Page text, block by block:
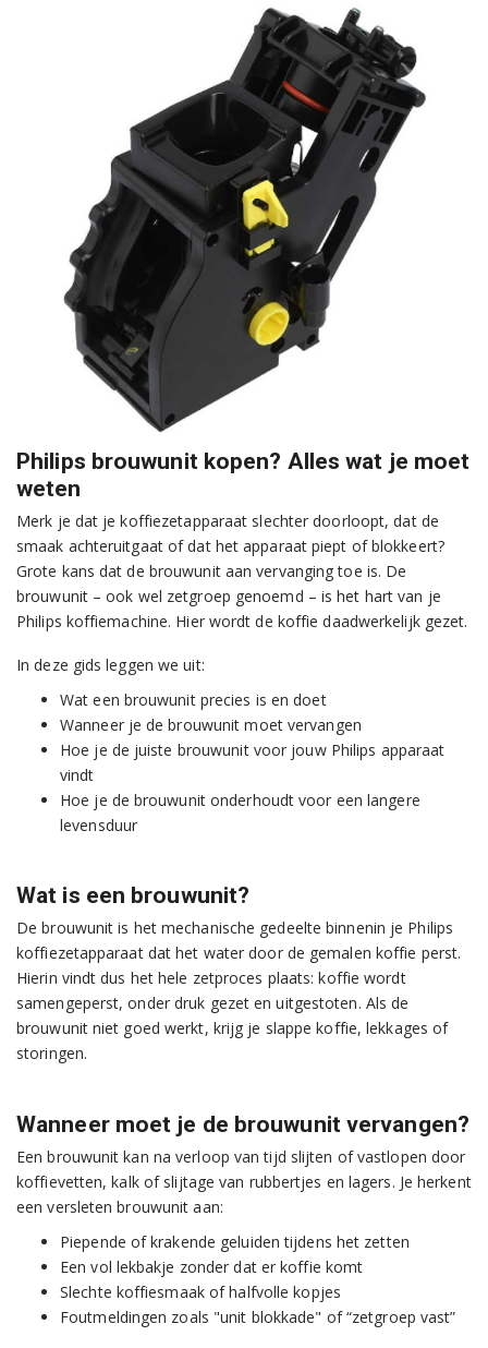
Philips brouwunit kopen? Alles wat je moet
weten
Merk je dat je koffiezetapparaat slechter doorloopt, dat de
smaak achteruitgaat of dat het apparaat piept of blokkeert?
Grote kans dat de brouwunit aan vervanging toe is. De
brouwunit – ook wel zetgroep genoemd – is het hart van je
Philips koffiemachine. Hier wordt de koffie daadwerkelijk gezet.
In deze gids leggen we uit:
Wat een brouwunit precies is en doet
Wanneer je de brouwunit moet vervangen
Hoe je de juiste brouwunit voor jouw Philips apparaat
vindt
Hoe je de brouwunit onderhoudt voor een langere
levensduur
Wat is een brouwunit?
De brouwunit is het mechanische gedeelte binnenin je Philips
koffiezetapparaat dat het water door de gemalen koffie perst.
Hierin vindt dus het hele zetproces plaats: koffie wordt
samengeperst, onder druk gezet en uitgestoten. Als de
brouwunit niet goed werkt, krijg je slappe koffie, lekkages of
storingen.
Wanneer moet je de brouwunit vervangen?
Een brouwunit kan na verloop van tijd slijten of vastlopen door
koffievetten, kalk of slijtage van rubbertjes en lagers. Je herkent
een versleten brouwunit aan:
Piepende of krakende geluiden tijdens het zetten
Een vol lekbakje zonder dat er koffie komt
Slechte koffiesmaak of halfvolle kopjes
Foutmeldingen zoals "unit blokkade" of “zetgroep vast”